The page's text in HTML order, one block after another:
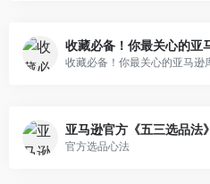
亚马逊官方《五三选品法》
官方选品心法